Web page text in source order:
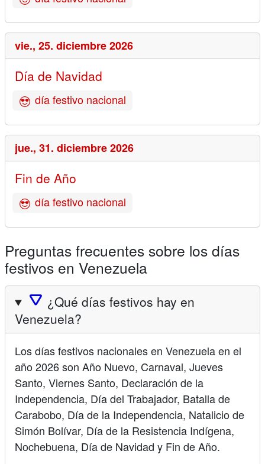
vie., 25. diciembre 2026
Día de Navidad
día festivo nacional
jue., 31. diciembre 2026
Fin de Año
día festivo nacional
Preguntas frecuentes sobre los días
festivos en Venezuela
🛆 ¿Qué días festivos hay en
Venezuela?
Los días festivos nacionales en Venezuela en el
año 2026 son Año Nuevo, Carnaval, Jueves
Santo, Viernes Santo, Declaración de la
Independencia, Día del Trabajador, Batalla de
Carabobo, Día de la Independencia, Natalicio de
Simón Bolívar, Día de la Resistencia Indígena,
Nochebuena, Día de Navidad y Fin de Año.